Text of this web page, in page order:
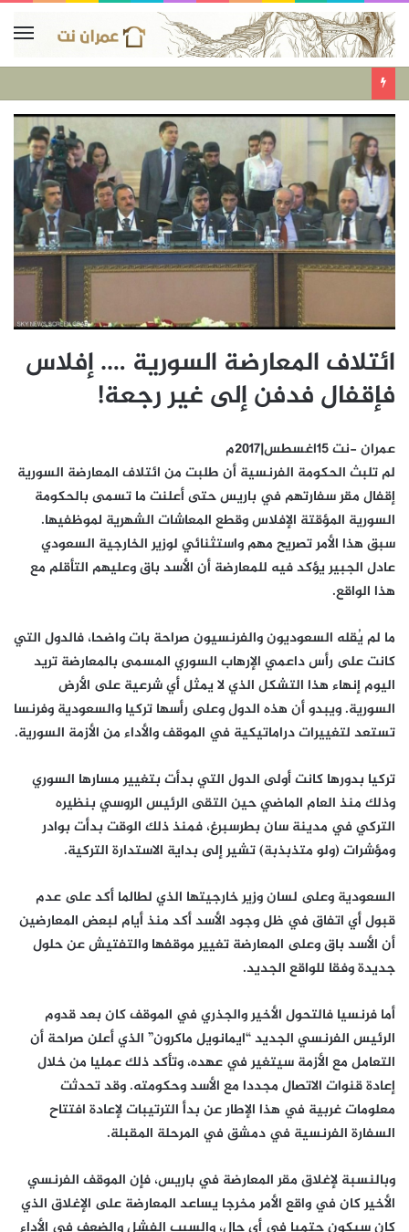
ائتلاف المعارضة السورية …. إفلاس
فإقفال فدفن إلى غير رجعة!
عمران -نت 15اغسطس|2017م
لم تلبث الحكومة الفرنسية أن طلبت من ائتلاف المعارضة السورية
إقفال مقر سفارتهم في باريس حتى أعلنت ما تسمى بالحكومة
السورية المؤقتة الإفلاس وقطع المعاشات الشهرية لموظفيها.
سبق هذا الأمر تصريح مهم واستثنائي لوزير الخارجية السعودي
عادل الجبير يؤكد فيه للمعارضة أن الأسد باق وعليهم التأقلم مع
هذا الواقع.
ما لم يُقله السعوديون والفرنسيون صراحة بات واضحا، فالدول التي
كانت على رأس داعمي الإرهاب السوري المسمى بالمعارضة تريد
اليوم إنهاء هذا التشكل الذي لا يمثل أي شرعية على الأرض
السورية. ويبدو أن هذه الدول وعلى رأسها تركيا والسعودية وفرنسا
تستعد لتغييرات دراماتيكية في الموقف والأداء من الأزمة السورية.
تركيا بدورها كانت أولى الدول التي بدأت بتغيير مسارها السوري
وذلك منذ العام الماضي حين التقى الرئيس الروسي بنظيره
التركي في مدينة سان بطرسبرغ، فمنذ ذلك الوقت بدأت بوادر
ومؤشرات (ولو متذبذبة) تشير إلى بداية الاستدارة التركية.
السعودية وعلى لسان وزير خارجيتها الذي لطالما أكد على عدم
قبول أي اتفاق في ظل وجود الأسد أكد منذ أيام لبعض المعارضين
أن الأسد باق وعلى المعارضة تغيير موقفها والتفتيش عن حلول
جديدة وفقا للواقع الجديد.
أما فرنسيا فالتحول الأخير والجذري في الموقف كان بعد قدوم
الرئيس الفرنسي الجديد “ايمانويل ماكرون” الذي أعلن صراحة أن
التعامل مع الأزمة سيتغير في عهده، وتأكد ذلك عمليا من خلال
إعادة قنوات الاتصال مجددا مع الأسد وحكومته. وقد تحدثت
معلومات غربية في هذا الإطار عن بدأ الترتيبات لإعادة افتتاح
السفارة الفرنسية في دمشق في المرحلة المقبلة.
وبالنسبة لإغلاق مقر المعارضة في باريس، فإن الموقف الفرنسي
الأخير كان في واقع الأمر مخرجا يساعد المعارضة على الإغلاق الذي